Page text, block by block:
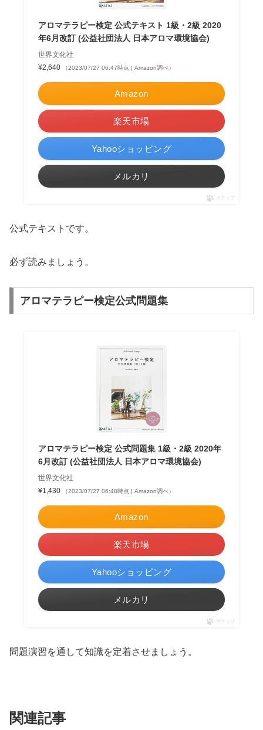
アロマテラピー検定 公式テキスト 1級・2級 2020
年6月改訂 (公益社団法人 日本アロマ環境協会)
世界文化社
¥2,640
（2023/07/27 06:47時点 | Amazon調べ）
Amazon
楽天市場
Yahooショッピング
メルカリ
ポチップ
公式テキストです。
必ず読みましょう。
アロマテラピー検定公式問題集
アロマテラピー検定 公式問題集 1級・2級 2020年
6月改訂 (公益社団法人 日本アロマ環境協会)
世界文化社
¥1,430
（2023/07/27 06:48時点 | Amazon調べ）
Amazon
楽天市場
Yahooショッピング
メルカリ
ポチップ
問題演習を通して知識を定着させましょう。
関連記事